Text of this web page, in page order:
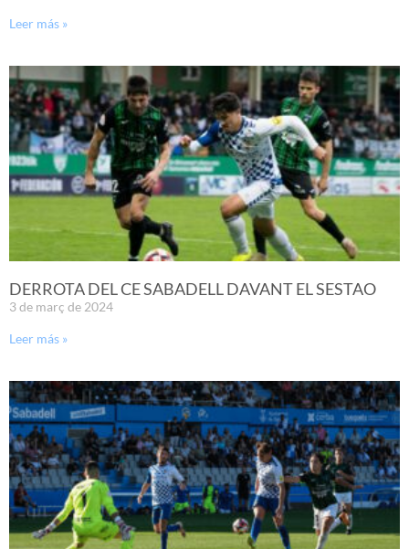
Leer más »
DERROTA DEL CE SABADELL DAVANT EL SESTAO
3 de març de 2024
Leer más »